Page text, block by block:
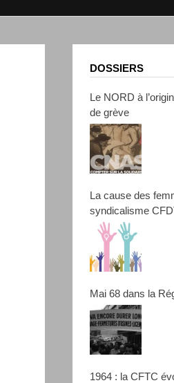
DOSSIERS
Le NORD à
de grève
La cause des
syndicalisme
Mai 68 dans la
1964 : la CFTC